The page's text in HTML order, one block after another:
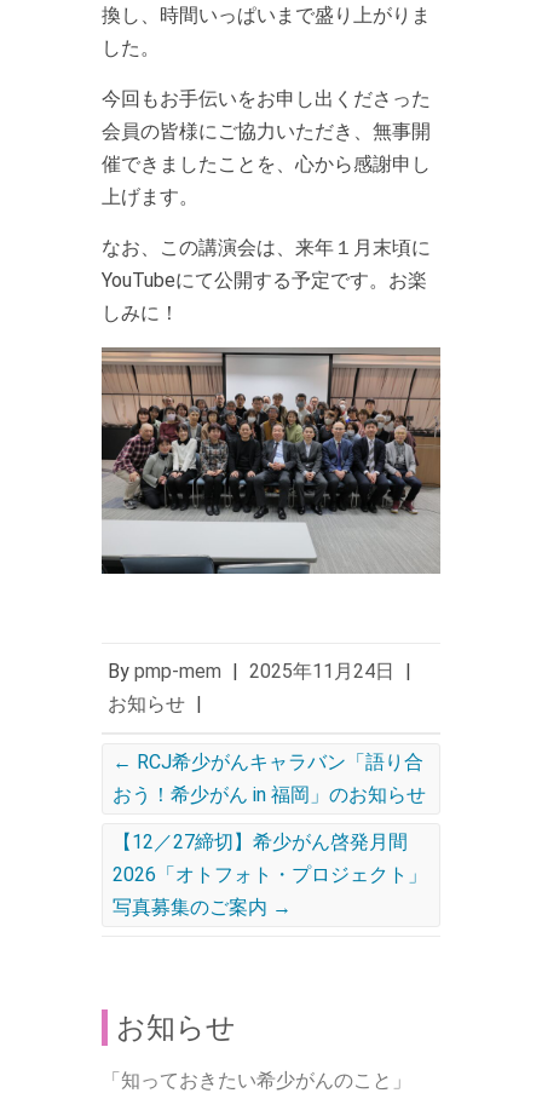
換し、時間いっぱいまで盛り上がりま
した。
今回もお手伝いをお申し出くださった
会員の皆様にご協力いただき、無事開
催できましたことを、心から感謝申し
上げます。
なお、この講演会は、来年１月末頃に
YouTubeにて公開する予定です。お楽
しみに！
By pmp-mem | 2025年11月24日
|
お知らせ |
← RCJ希少がんキャラバン「語り合
おう！希少がん in 福岡」のお知らせ
【12／27締切】希少がん啓発月間
2026「オトフォト・プロジェクト」
写真募集のご案内 →
お知らせ
「知っておきたい希少がんのこと」